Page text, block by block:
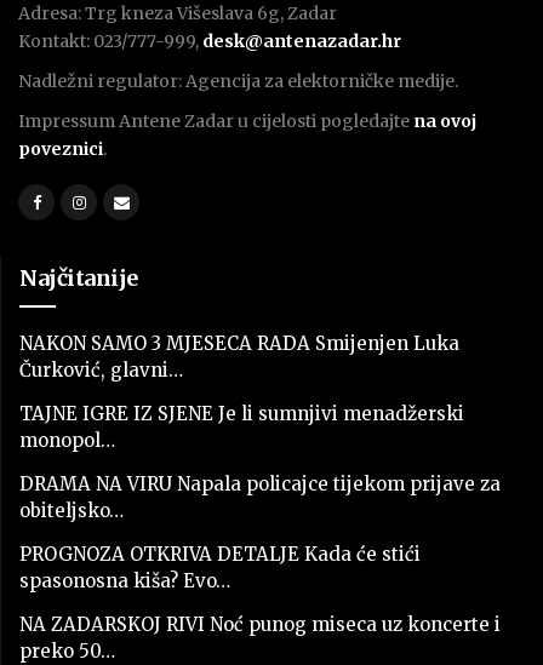
Adresa: Trg kneza Višeslava 6g, Zadar
Kontakt: 023/777-999, desk@antenazadar.hr
Nadležni regulator: Agencija za elektorničke medije.
Impressum Antene Zadar u cijelosti pogledajte na ovoj
poveznici.
Najčitanije
NAKON SAMO 3 MJESECA RADA Smijenjen Luka
Čurković, glavni…
TAJNE IGRE IZ SJENE Je li sumnjivi menadžerski
monopol…
DRAMA NA VIRU Napala policajce tijekom prijave za
obiteljsko…
PROGNOZA OTKRIVA DETALJE Kada će stići
spasonosna kiša? Evo…
NA ZADARSKOJ RIVI Noć punog miseca uz koncerte i
preko 50…